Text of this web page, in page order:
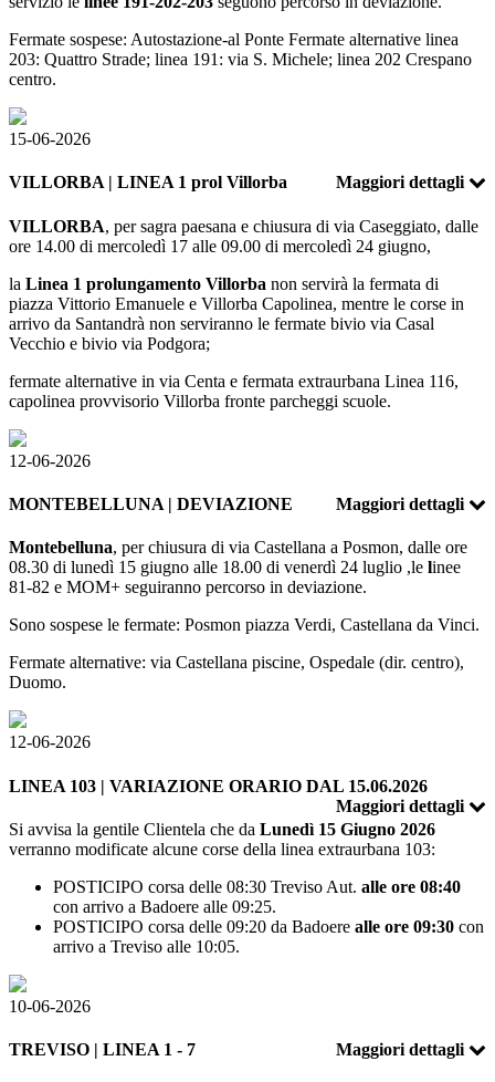
Fermate sospese: Autostazione-al Ponte Fermate alternative linea
203: Quattro Strade; linea 191: via S. Michele; linea 202 Crespano
centro.
15-06-2026
VILLORBA | LINEA 1 prol Villorba Maggiori dettagli
VILLORBA, per sagra paesana e chiusura di via Caseggiato, dalle
ore 14.00 di mercoledì 17 alle 09.00 di mercoledì 24 giugno,
la Linea 1 prolungamento Villorba non servirà la fermata di
piazza Vittorio Emanuele e Villorba Capolinea, mentre le corse in
arrivo da Santandrà non serviranno le fermate bivio via Casal
Vecchio e bivio via Podgora;
fermate alternative in via Centa e fermata extraurbana Linea 116,
capolinea provvisorio Villorba fronte parcheggi scuole.
12-06-2026
MONTEBELLUNA | DEVIAZIONE Maggiori dettagli
Montebelluna, per chiusura di via Castellana a Posmon, dalle ore
08.30 di lunedì 15 giugno alle 18.00 di venerdì 24 luglio ,le linee
81-82 e MOM+ seguiranno percorso in deviazione.
Sono sospese le fermate: Posmon piazza Verdi, Castellana da Vinci.
Fermate alternative: via Castellana piscine, Ospedale (dir. centro),
Duomo.
12-06-2026
LINEA 103 | VARIAZIONE ORARIO DAL 15.06.2026
Maggiori dettagli
Si avvisa la gentile Clientela che da Lunedì 15 Giugno 2026
verranno modificate alcune corse della linea extraurbana 103:
POSTICIPO corsa delle 08:30 Treviso Aut. alle ore 08:40
con arrivo a Badoere alle 09:25.
POSTICIPO corsa delle 09:20 da Badoere alle ore 09:30 con
arrivo a Treviso alle 10:05.
10-06-2026
TREVISO | LINEA 1 - 7 Maggiori dettagli